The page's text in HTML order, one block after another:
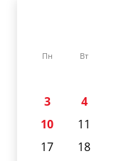
Пн Вт
3
4
10
11
17
18